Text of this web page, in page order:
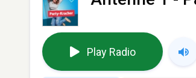
Play Radio